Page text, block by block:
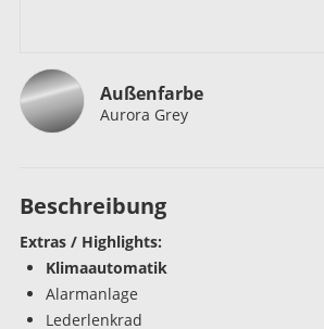
Außenfarbe
Aurora Grey
Beschreibung
Extras / Highlights:
Klimaautomatik
Alarmanlage
Lederlenkrad